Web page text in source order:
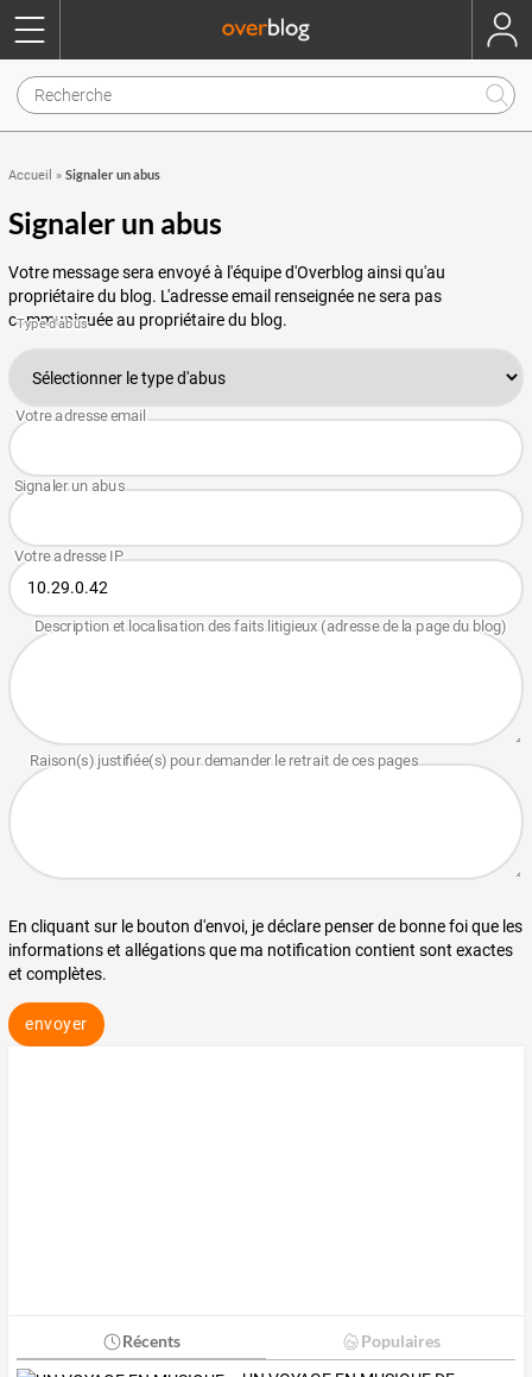
Accueil » Signaler un abus
Signaler un abus
Votre message sera envoyé à l'équipe d'Overblog ainsi qu'au
propriétaire du blog. L'adresse email renseignée ne sera pas
communiquée au propriétaire du blog.
En cliquant sur le bouton d'envoi, je déclare penser de bonne foi que les
informations et allégations que ma notification contient sont exactes
et complètes.
envoyer
Récents Populaires